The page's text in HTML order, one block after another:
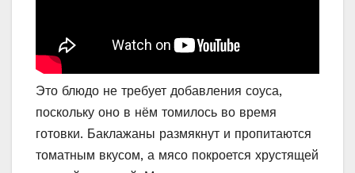
Это блюдо не требует добавления соуса,
поскольку оно в нём томилось во время
готовки. Баклажаны размякнут и пропитаются
томатным вкусом, а мясо покроется хрустящей